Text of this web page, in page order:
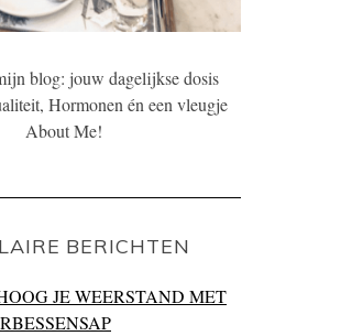
blog: jouw dagelijkse dosis
Hormonen én een vleugje
About Me!
BERICHTEN
JE WEERSTAND MET